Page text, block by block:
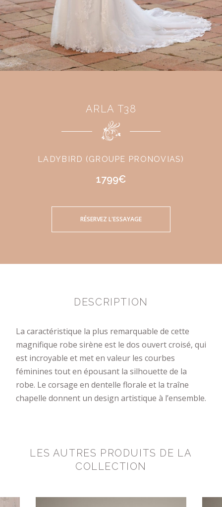
ARLA T38
LADYBIRD (GROUPE PRONOVIAS)
1799€
RÉSERVEZ L'ESSAYAGE
DESCRIPTION
La caractéristique la plus remarquable de cette
magnifique robe sirène est le dos ouvert croisé, qui
est incroyable et met en valeur les courbes
féminines tout en épousant la silhouette de la
robe. Le corsage en dentelle florale et la traîne
chapelle donnent un design artistique à l’ensemble.
LES AUTRES PRODUITS DE LA
COLLECTION